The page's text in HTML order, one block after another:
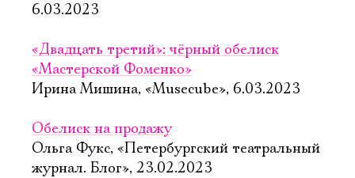
6.03.2023
«Двадцать третий»: чёрный обелиск
«Мастерской Фоменко»
Ирина Мишина, «Musecube», 6.03.2023
Обелиск на продажу
Ольга Фукс, «Петербургский театральный
журнал. Блог», 23.02.2023